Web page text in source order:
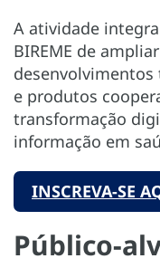
A atividade
BIREME de
e produtos
transformação
informação em
INSCREVA-SE
Público-